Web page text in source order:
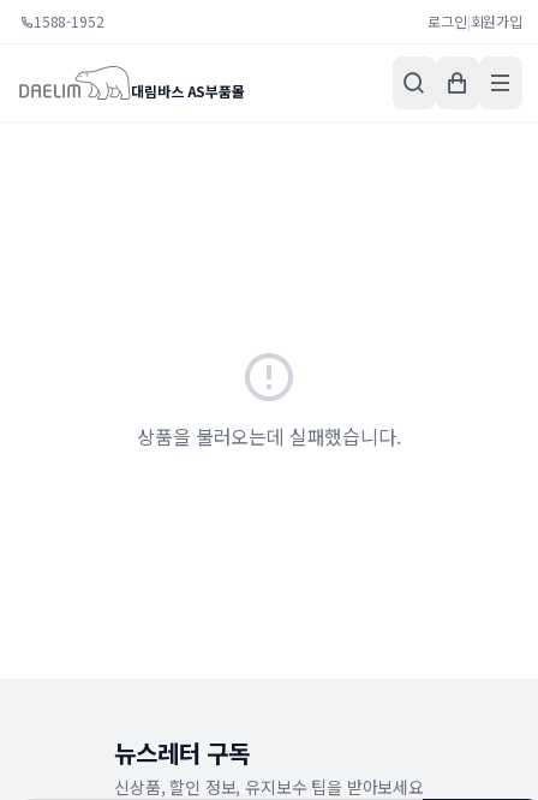
1588-1952 로그인|회원가입
대림바스 AS부품몰
상품을 불러오는데 실패했습니다.
뉴스레터 구독
신상품, 할인 정보, 유지보수 팁을 받아보세요